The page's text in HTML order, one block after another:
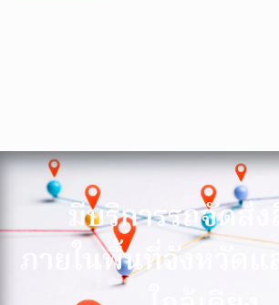
มีบริการรถจัดส่ง
ภายในพื้นที่จังหวัด